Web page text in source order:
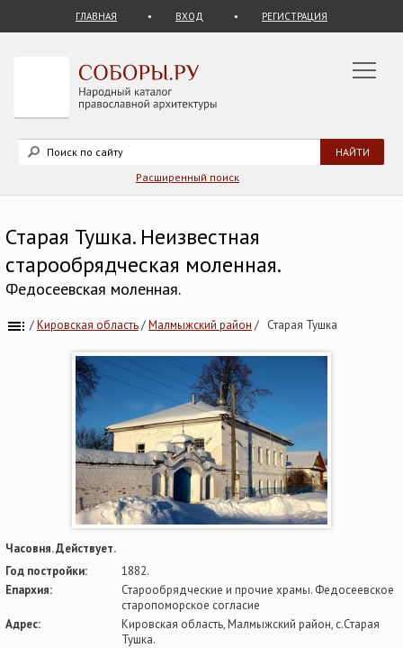
ГЛАВНАЯ ВХОД РЕГИСТРАЦИЯ
Расширенный поиск
Старая Тушка. Неизвестная
старообрядческая моленная.
Федосеевская моленная.
/Кировская область/Малмыжский район / Старая Тушка
Часовня. Действует.
Год постройки:
1882.
Епархия:
Старообрядческие и прочие храмы. Федосеевское
старопоморское согласие
Адрес:
Кировская область, Малмыжский район, с.Старая
Тушка.